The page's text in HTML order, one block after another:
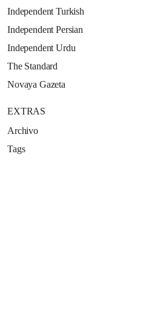
Independent Turkish
Independent Persian
Independent Urdu
The Standard
Novaya Gazeta
EXTRAS
Archivo
Tags